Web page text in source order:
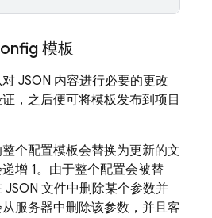
模板
JSON 内容进行必要的更改
，之后便可将模板发布到项目
个配置模板会替换为更新的文
增 1。由于整个配置会被替
文件中删除某个参数并
服务器中删除该参数，并且客